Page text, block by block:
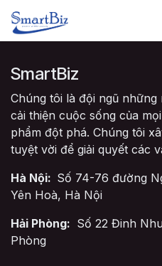
Bỏ qua để đến Nội dung
SmartBiz
Chúng tôi là đội ngũ
cải thiện cuộc sống của
phẩm đột phá. Chúng tôi
tuyệt vời để giải quyết các
Hà Nội: Số 74-76 đường
Yên Hoà, Hà Nội
Hải Phòng: Số 22 Đinh
Phòng